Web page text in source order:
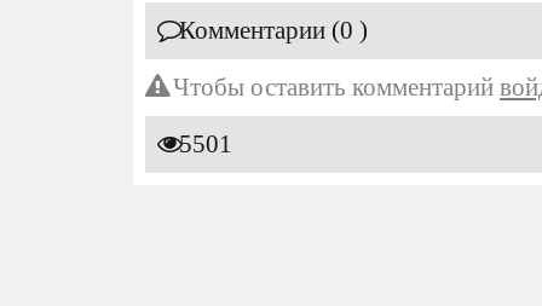
Комментарии (0 )
Чтобы оставить комментарий
5501